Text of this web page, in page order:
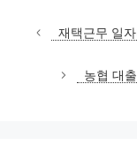
재택근무 일
농협 대